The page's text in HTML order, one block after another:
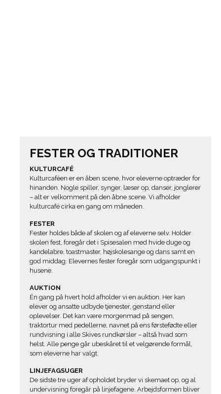
FESTER OG TRADITIONER
KULTURCAFÉ
Kulturcaféen er en åben scene, hvor eleverne optræder for
hinanden. Nogle spiller, synger, læser op, danser, jonglerer
– alt er velkomment på den åbne scene. Vi afholder
kulturcafé cirka en gang om måneden.
FESTER
Fester holdes både af skolen og af eleverne selv. Holder
skolen fest, foregår det i Spisesalen med hvide duge og
kandelabre, toastmaster, højskolesange og dans samt en
god middag. Elevernes fester foregår som udgangspunkt i
husene.
AUKTION
Én gang på hvert hold afholder vi en auktion. Her kan
elever og ansatte udbyde tjenester, genstand eller
oplevelser. Det kan være morgenmad på sengen,
traktortur med pedellerne, navnet på ens førstefødte eller
rundvisning i alle Skives rundkørsler – altså hvad som
helst. Alle penge går ubeskåret til et velgørende formål,
som eleverne har valgt.
LINJEFAGSUGER
De sidste tre uger af opholdet bryder vi skemaet op, og al
undervisning foregår på linjefagene. Arbejdsformen bliver